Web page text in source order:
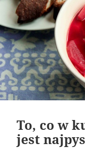
To, co w
jest